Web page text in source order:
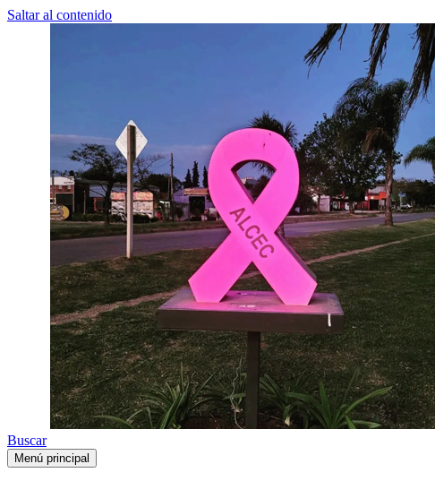
Saltar al contenido
Buscar
Menú principal